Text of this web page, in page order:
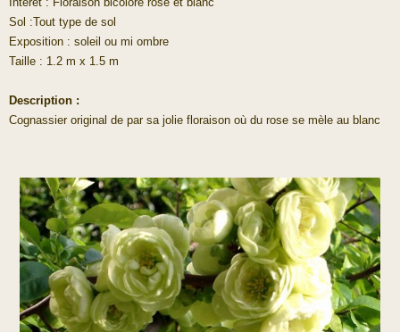
Sol :Tout type de sol
Exposition : soleil ou mi ombre
Taille : 1.2 m x 1.5 m
Description :
Cognassier original de par sa jolie floraison où du rose se mèle au blanc